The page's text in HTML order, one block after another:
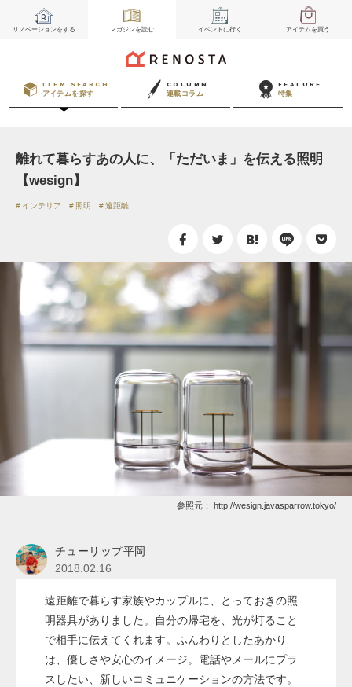
リノベーションをする マガジンを読む イベント に行く アイテムを買う
ITEM SEARCH
アイテムを探す
COLUMN
連載コラム
FEATURE
特集
離れて暮らすあの人に、「ただいま」を伝える照明
【wesign】
インテリア 照明 遠距離
参照元： http://wesign.javasparrow.tokyo/
チューリップ平岡
2018.02.16
遠距離で暮らす家族やカップルに、とっておきの照
明器具がありました。自分の帰宅を、光が灯ること
で相手に伝えてくれます。ふんわりとしたあかり
は、優しさや安心のイメージ。電話やメールにプラ
スしたい、新しいコミュニケーションの方法です。